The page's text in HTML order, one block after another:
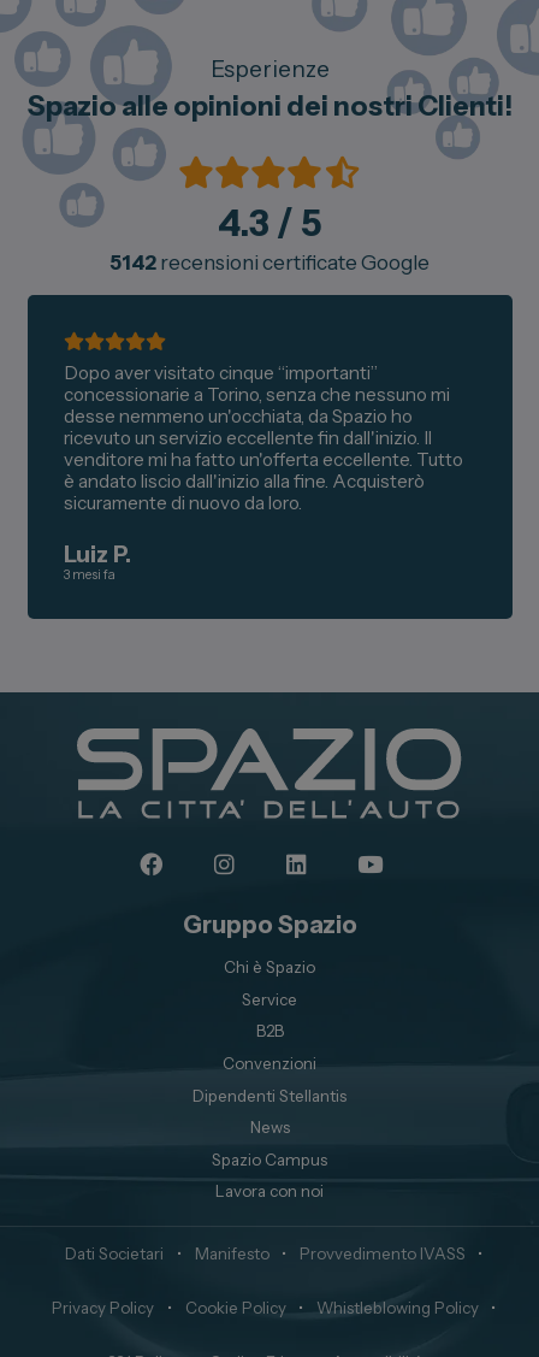
Esperienze
Spazio alle opinioni dei nostri Clienti!
4.3 / 5
5142recensioni certificate Google
Dopo aver visitato cinque “importanti”
concessionarie a Torino, senza che nessuno mi
desse nemmeno un'occhiata, da Spazio ho
ricevuto un servizio eccellente fin dall'inizio. Il
venditore mi ha fatto un'offerta eccellente. Tutto
è andato liscio dall'inizio alla fine. Acquisterò
sicuramente di nuovo da loro.
Luiz P.
3 mesi fa
Gruppo Spazio
Chi è Spazio
Service
B2B
Convenzioni
Dipendenti Stellantis
News
Spazio Campus
Lavora con noi
Dati Societari • Manifesto • Provvedimento IVASS •
Privacy Policy • Cookie Policy • Whistleblowing Policy •